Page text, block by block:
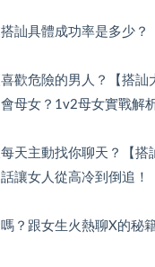
訕具體成功率是多少？
歡危險的男人？【搭訕
母女？1v2母女實戰解
天主動找你聊天？【搭
讓女人從高冷到倒追！
？跟女生火熱聊X的秘